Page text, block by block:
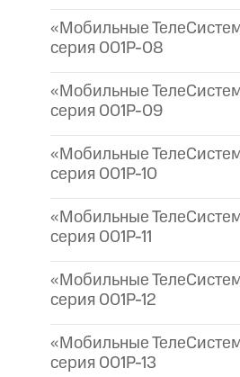
«Мобильные
серия 001P-08
«Мобильные
серия 001P-09
«Мобильные
серия 001P-10
«Мобильные
серия 001P-11
«Мобильные
серия 001P-12
«Мобильные
серия 001P-13